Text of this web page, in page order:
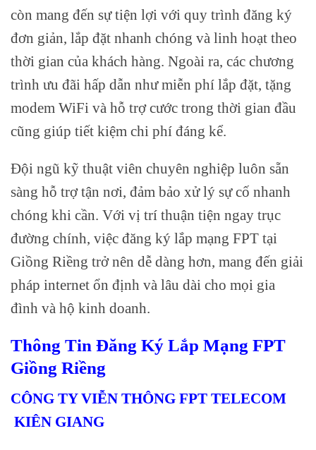
còn mang đến sự tiện lợi với quy trình đăng ký
đơn giản, lắp đặt nhanh chóng và linh hoạt theo
thời gian của khách hàng. Ngoài ra, các chương
trình ưu đãi hấp dẫn như miễn phí lắp đặt, tặng
modem WiFi và hỗ trợ cước trong thời gian đầu
cũng giúp tiết kiệm chi phí đáng kể.
Đội ngũ kỹ thuật viên chuyên nghiệp luôn sẵn
sàng hỗ trợ tận nơi, đảm bảo xử lý sự cố nhanh
chóng khi cần. Với vị trí thuận tiện ngay trục
đường chính, việc đăng ký lắp mạng FPT tại
Giồng Riềng trở nên dễ dàng hơn, mang đến giải
pháp internet ổn định và lâu dài cho mọi gia
đình và hộ kinh doanh.
Thông Tin Đăng Ký Lắp Mạng FPT
Giồng Riềng
CÔNG TY VIỄN THÔNG FPT TELECOM
KIÊN GIANG